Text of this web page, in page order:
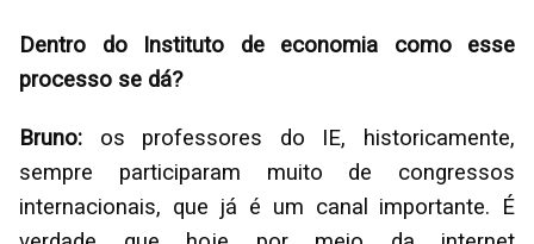
Dentro do Instituto de economia como esse
processo se dá?
Bruno: os professores do IE, historicamente,
sempre participaram muito de congressos
internacionais, que já é um canal importante. É